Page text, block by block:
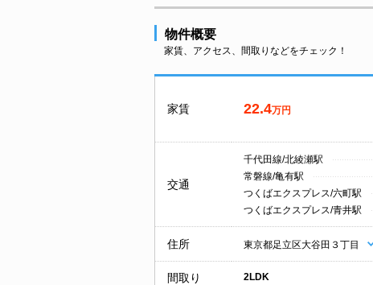
物件概要
家賃、アクセス、間取りなどをチェック！
家賃 22.4万円
交通
千代田線/北綾瀬駅
常磐線/亀有駅
つくばエクスプレス/六町駅
つくばエクスプレス/青井駅
住所 東京都足立区大谷田３丁目
間取り 2LDK